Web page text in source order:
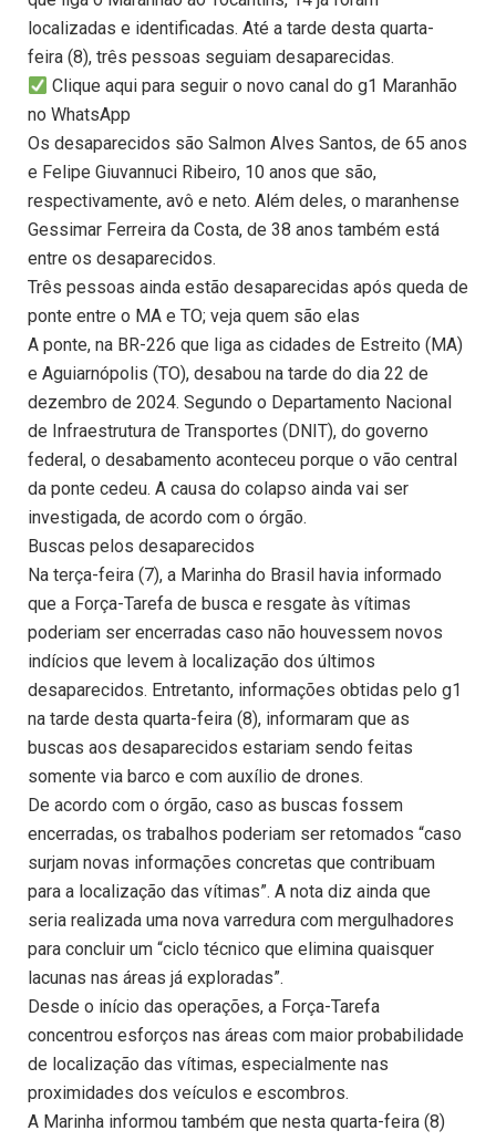
localizadas e identificadas. Até a tarde desta quarta-
feira (8), três pessoas seguiam desaparecidas.
Clique aqui para seguir o novo canal do g1 Maranhão
no WhatsApp
Os desaparecidos são Salmon Alves Santos, de 65 anos
e Felipe Giuvannuci Ribeiro, 10 anos que são,
respectivamente, avô e neto. Além deles, o maranhense
Gessimar Ferreira da Costa, de 38 anos também está
entre os desaparecidos.
Três pessoas ainda estão desaparecidas após queda de
ponte entre o MA e TO; veja quem são elas
A ponte, na BR-226 que liga as cidades de Estreito (MA)
e Aguiarnópolis (TO), desabou na tarde do dia 22 de
dezembro de 2024. Segundo o Departamento Nacional
de Infraestrutura de Transportes (DNIT), do governo
federal, o desabamento aconteceu porque o vão central
da ponte cedeu. A causa do colapso ainda vai ser
investigada, de acordo com o órgão.
Buscas pelos desaparecidos
Na terça-feira (7), a Marinha do Brasil havia informado
que a Força-Tarefa de busca e resgate às vítimas
poderiam ser encerradas caso não houvessem novos
indícios que levem à localização dos últimos
desaparecidos. Entretanto, informações obtidas pelo g1
na tarde desta quarta-feira (8), informaram que as
buscas aos desaparecidos estariam sendo feitas
somente via barco e com auxílio de drones.
De acordo com o órgão, caso as buscas fossem
encerradas, os trabalhos poderiam ser retomados “caso
surjam novas informações concretas que contribuam
para a localização das vítimas”. A nota diz ainda que
seria realizada uma nova varredura com mergulhadores
para concluir um “ciclo técnico que elimina quaisquer
lacunas nas áreas já exploradas”.
Desde o início das operações, a Força-Tarefa
concentrou esforços nas áreas com maior probabilidade
de localização das vítimas, especialmente nas
proximidades dos veículos e escombros.
A Marinha informou também que nesta quarta-feira (8)